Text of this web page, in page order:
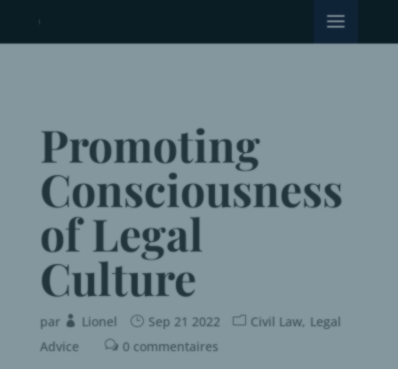
Promoting
Consciousness
of Legal
Culture
par Lionel Sep 21 2022 Civil Law Legal
Advice
0 commentaires